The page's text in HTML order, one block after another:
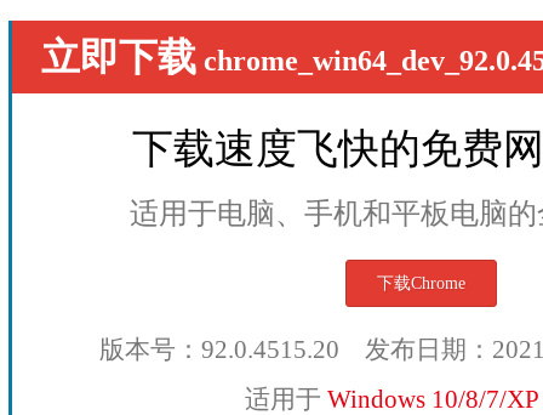
立即下载
下载速度飞快的免费
适用于电脑、手机和平板电脑
下载Chrome
版本号：92.0.4515.20 发布日期：
适用于 Windows 10/8/7/